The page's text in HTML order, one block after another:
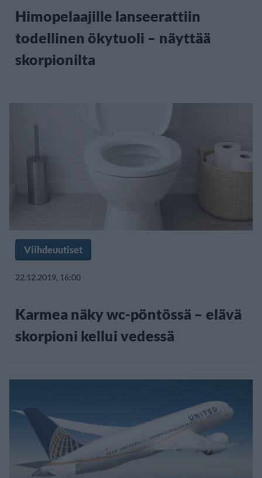
Himopelaajille lanseerattiin
todellinen ökytuoli – näyttää
skorpionilta
Viihdeuutiset
22.12.2019, 16:00
Karmea näky wc-pöntössä – elävä
skorpioni kellui vedessä